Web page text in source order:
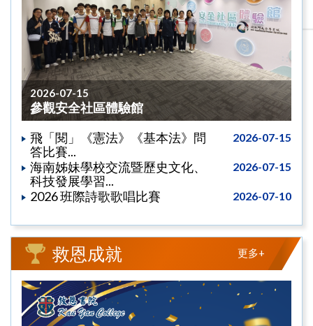
2026-07-15
參觀安全社區體驗館
2026-07-15
飛「閱」《憲法》《基本法》問
答比賽...
2026-07-15
海南姊妹學校交流暨歷史文化、
科技發展學習...
2026-07-10
2026 班際詩歌歌唱比賽
救恩成就 更多+